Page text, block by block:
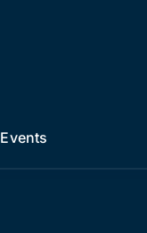
Events